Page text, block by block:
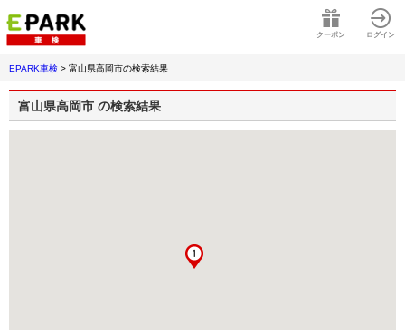
クーポン ログイン
EPARK車検 > 富山県高岡市の検索結果
富山県高岡市 の検索結果